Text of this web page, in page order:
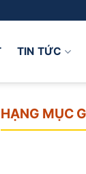
TIN TỨC
HẠNG MỤC